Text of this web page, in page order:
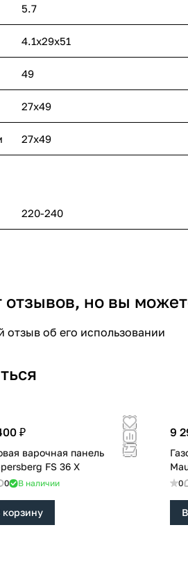
5.7
4.1x29x51
49
27х49
27x49
220-240
отзывов, но вы
отзыв об его использовании
₽
варочная панель
FS 36 X
0 В наличии
корзину
9
0